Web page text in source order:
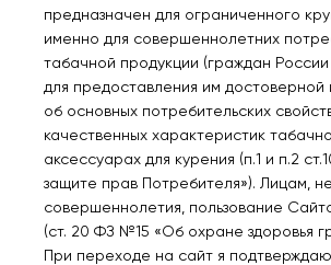
MOJIMIX DANDY 3000
Вишня 2%
580₽
LOST MARY
Вишня
1150₽
предназначен для ограниченного
именно для совершеннолетних
табачной продукции (граждан
для предоставления им
об основных потребительских
качественных характеристик
аксессуарах для курения (п.1 и п.2
защите прав Потребителя»). Лицам,
совершеннолетия, пользование
(ст. 20 ФЗ №15 «Об охране здоровья
При переходе на сайт я